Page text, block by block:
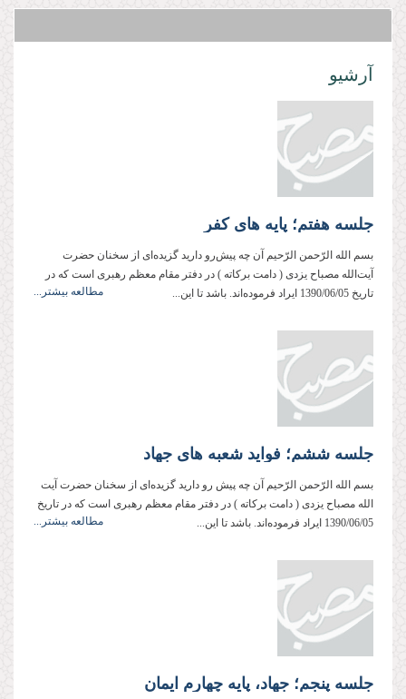
آرشیو
جلسه هفتم؛ پایه های کفر
بسم‌ الله‌ الرّحمن‌ الرّحیم آن چه پیش‌رو دارید گزیده‌ای از سخنان حضرت
آیت‌الله مصباح ‌یزدی ( دامت ‌بركاته ) در دفتر مقام معظم رهبری است كه در
تاریخ 1390/06/05 ایراد فرموده‌اند. باشد تا این...
مطالعه بیشتر...
جلسه ششم؛ فواید شعبه های جهاد
بسم‌ الله‌ الرّحمن‌ الرّحیم آن چه پیش رو دارید گزیده‌ای از سخنان حضرت آیت
‌الله مصباح ‌یزدی ( دامت ‌بركاته ) در دفتر مقام معظم رهبری است كه در تاریخ
1390/06/05 ایراد فرموده‌اند. باشد تا این...
مطالعه بیشتر...
جلسه پنجم؛ جهاد، پایه چهارم ایمان